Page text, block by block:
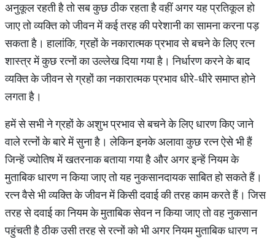
अनुकूल रहती है तो सब कुछ ठीक रहता है वहीं अगर यह प्रतिकूल हो
जाए तो व्यक्ति को जीवन में कई तरह की परेशानी का सामना करना पड़
सकता है। हालांकि, ग्रहों के नकारात्मक प्रभाव से बचने के लिए रत्न
शास्त्र में कुछ रत्नों का उल्लेख दिया गया है। निर्धारण करने के बाद
व्यक्ति के जीवन से ग्रहों का नकारात्मक प्रभाव धीरे-धीरे समाप्त होने
लगता है।
हमें से सभी ने ग्रहों के अशुभ प्रभाव से बचने के लिए धारण किए जाने
वाले रत्नों के बारे में सुना है। लेकिन इनके अलावा कुछ रत्न ऐसे भी हैं
जिन्हें ज्योतिष में खतरनाक बताया गया है और अगर इन्हें नियम के
मुताबिक धारण न किया जाए तो यह नुकसानदायक साबित हो सकते हैं।
रत्न वैसे भी व्यक्ति के जीवन में किसी दवाई की तरह काम करते हैं। जिस
तरह से दवाई का नियम के मुताबिक सेवन न किया जाए तो वह नुकसान
पहुंचती है ठीक उसी तरह से रत्नों को भी अगर नियम मुताबिक धारण न